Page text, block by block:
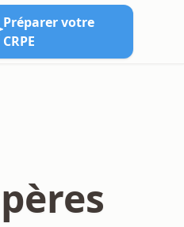
Préparer votre
CRPE